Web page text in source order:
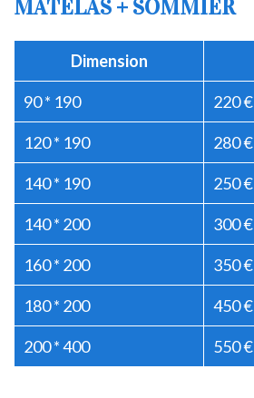
MATELAS + SOMMIER
Dimension
90 * 190 220 €
120 * 190 280 €
140 * 190 250 €
140 * 200 300 €
160 * 200 350 €
180 * 200 450 €
200 * 400 550 €